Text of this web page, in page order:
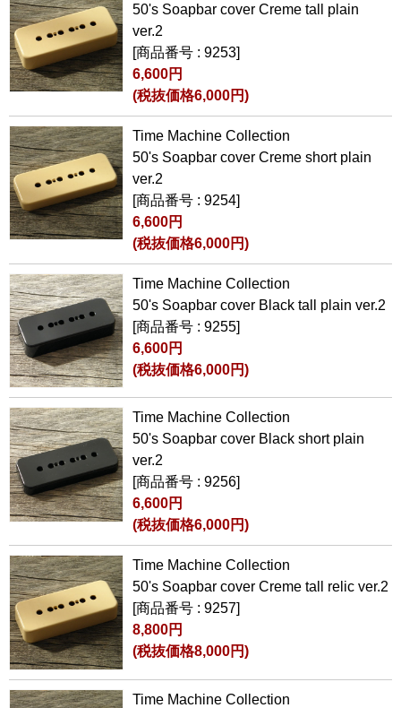
50's Soapbar cover Creme tall plain
ver.2
[商品番号 : 9253]
6,600円
(税抜価格6,000円)
Time Machine Collection
50's Soapbar cover Creme short plain
ver.2
[商品番号 : 9254]
6,600円
(税抜価格6,000円)
Time Machine Collection
50's Soapbar cover Black tall plain ver.2
[商品番号 : 9255]
6,600円
(税抜価格6,000円)
Time Machine Collection
50's Soapbar cover Black short plain
ver.2
[商品番号 : 9256]
6,600円
(税抜価格6,000円)
Time Machine Collection
50's Soapbar cover Creme tall relic ver.2
[商品番号 : 9257]
8,800円
(税抜価格8,000円)
Time Machine Collection